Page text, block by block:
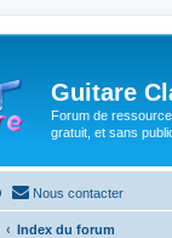
Guitare
Forum de
gratuit, et sans
Nous contacter
Index du forum